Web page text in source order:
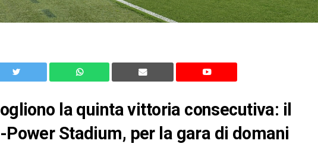
la quinta vittoria consecutiva: il
Power Stadium, per la gara di domani